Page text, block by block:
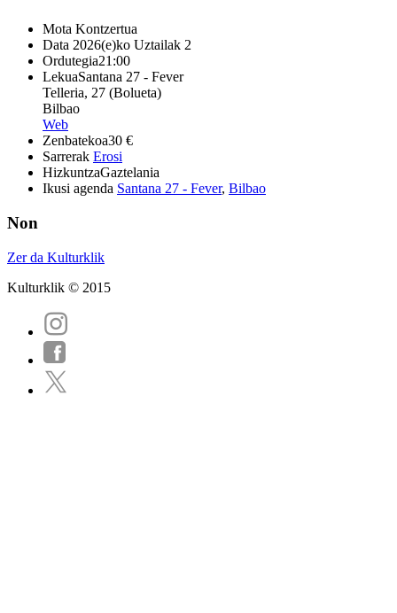
Mota Kontzertua
Data 2026(e)ko Uztailak 2
Ordutegia21:00
LekuaSantana 27 - Fever
Telleria, 27 (Bolueta)
Bilbao
Web
Zenbatekoa30 €
Sarrerak Erosi
HizkuntzaGaztelania
Ikusi agenda Santana 27 - Fever, Bilbao
Non
Zer da Kulturklik
Kulturklik © 2015